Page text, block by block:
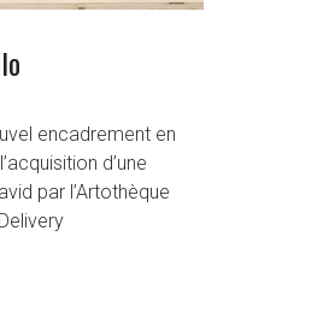
encadrement en
d’une
par l’Artothèque